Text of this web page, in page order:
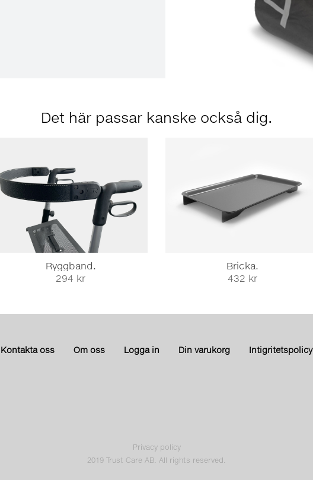
Det här passar kanske också dig.
Ryggband.
294 kr
Bricka.
432 kr
Kontakta oss Om oss Logga in Din varukorg Intigritetspolicy
Privacy policy
2019 Trust Care AB. All rights reserved.